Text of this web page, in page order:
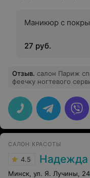
Маникюр с
27 руб.
Отзыв. салон Париж
феечку ногтевого
САЛОН КРАСОТЫ
4.5 Надежда
Минск, ул. Я. Лучины, 24